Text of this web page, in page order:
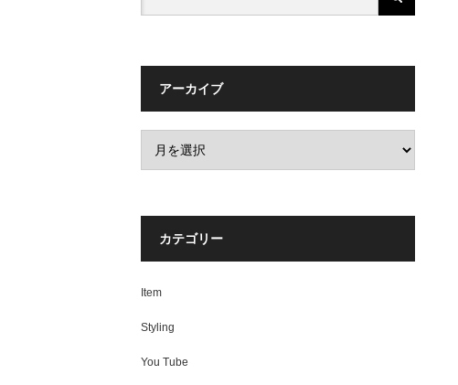
アーカイブ
カテゴリー
Item
Styling
You Tube